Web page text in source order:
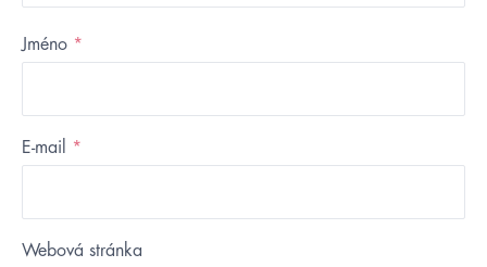
Jméno *
E-mail *
Webová stránka